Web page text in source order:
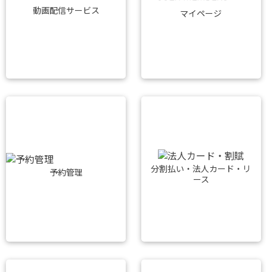
動画配信サービス マイページ
予約管理
分割払い・法人カード・リ
ース